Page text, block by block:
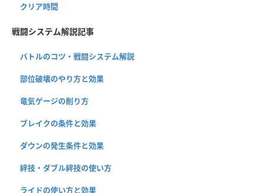
クリア時間
戦闘システム解説記事
バトルのコツ・戦闘システム解説
部位破壊のやり方と効果
竜気ゲージの削り方
ブレイクの条件と効果
ダウンの発生条件と効果
絆技・ダブル絆技の使い方
ライドの使い方と効果